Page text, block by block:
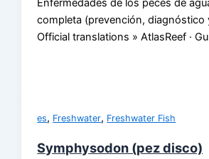
Enfermedades de los peces de
completa (prevención, diagnóstico
Official translations » AtlasReef ·
es, Freshwater, Freshwater Fish
Symphysodon (pez disco)